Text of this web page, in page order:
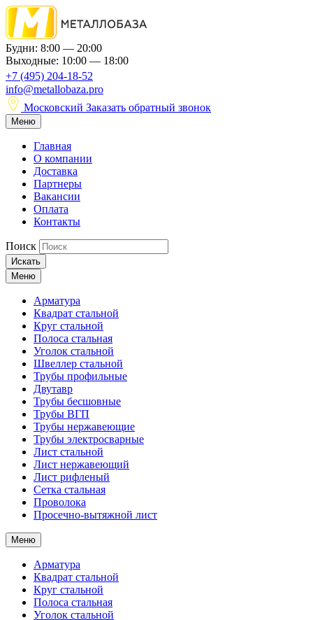
Будни: 8:00 — 20:00
Выходные: 10:00 — 18:00
+7 (495) 204-18-52
info@metallobaza.pro
Московский Заказать обратный звонок
Меню
Главная
О компании
Доставка
Партнеры
Вакансии
Оплата
Контакты
Поиск
Искать
Меню
Арматура
Квадрат стальной
Круг стальной
Полоса стальная
Уголок стальной
Швеллер стальной
Трубы профильные
Двутавр
Трубы бесшовные
Трубы ВГП
Трубы нержавеющие
Трубы электросварные
Лист стальной
Лист нержавеющий
Лист рифленый
Сетка стальная
Проволока
Просечно-вытяжной лист
Меню
Арматура
Квадрат стальной
Круг стальной
Полоса стальная
Уголок стальной